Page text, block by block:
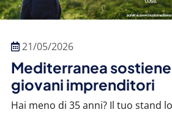
21/05/2026
Mediterranea
giovani imprenditori
Hai meno di 35 anni? Il tuo stand